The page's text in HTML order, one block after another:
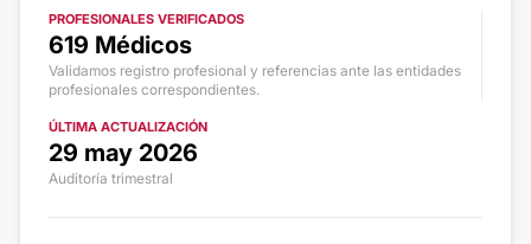
PROFESIONALES VERIFICADOS
619 Médicos
Validamos registro profesional y referencias ante las entidades
profesionales correspondientes.
ÚLTIMA ACTUALIZACIÓN
29 may 2026
Auditoría trimestral